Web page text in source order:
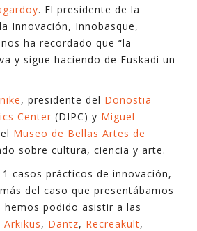
. El presidente de la
Innovación, Innobasque,
nos ha recordado que “la
y sigue haciendo de Euskadi un
, presidente del Donostia
Center (DIPC) y Miguel
Museo de Bellas Artes de
sobre cultura, ciencia y arte.
casos prácticos de innovación,
del caso que presentábamos
podido asistir a las
Arkikus, Dantz, Recreakult,